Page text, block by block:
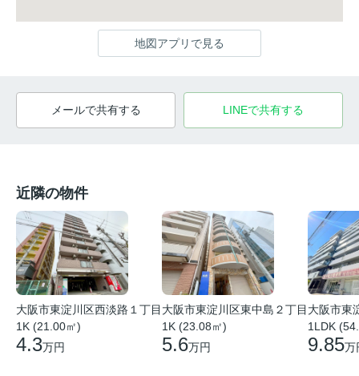
地図アプリで見る
メールで共有する LINEで共有する
近隣の物件
大阪市東淀川区西淡路１丁目
1K (21.00㎡)
4.3万円
大阪市東淀川区東中島２丁目
1K (23.08㎡)
5.6万円
大阪市東
1LDK
9.85万